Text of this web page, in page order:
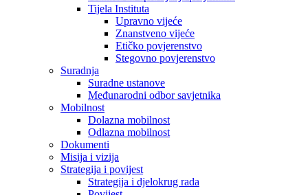
Tijela Instituta
Upravno vijeće
Znanstveno vijeće
Etičko povjerenstvo
Stegovno povjerenstvo
Suradnja
Suradne ustanove
Međunarodni odbor savjetnika
Mobilnost
Dolazna mobilnost
Odlazna mobilnost
Dokumenti
Misija i vizija
Strategija i povijest
Strategija i djelokrug rada